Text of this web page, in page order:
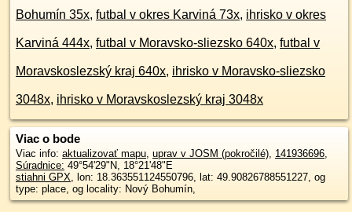
Bohumín 35x, futbal v okres Karviná 73x, ihrisko v okres
Karviná 444x, futbal v Moravsko-sliezsko 640x, futbal v
Moravskoslezský kraj 640x, ihrisko v Moravsko-sliezsko
3048x, ihrisko v Moravskoslezský kraj 3048x
Viac o bode
Viac info: aktualizovať mapu, uprav v JOSM (pokročilé), 141936696,
Súradnice: 49°54'29"N, 18°21'48"E
stiahni GPX, lon: 18.363551124550796, lat: 49.90826788551227, og
type: place, og locality: Nový Bohumín,